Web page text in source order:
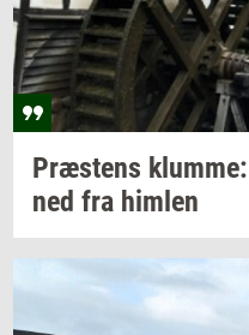
Præ­stens klum­me:
ned fra him­len